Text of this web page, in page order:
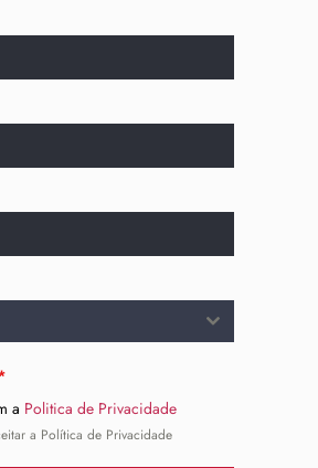
a Politica de Privacidade
a Política de Privacidade